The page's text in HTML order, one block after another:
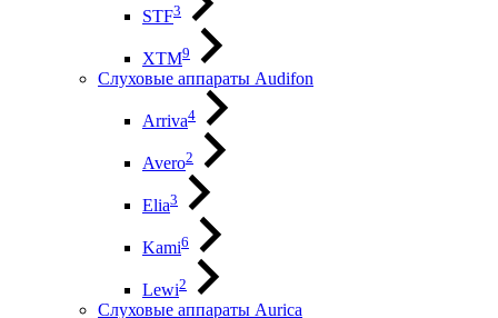
STF3
XTM9
Слуховые аппараты Audifon
Arriva4
Avero2
Elia3
Kami6
Lewi2
Слуховые аппараты Aurica